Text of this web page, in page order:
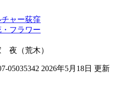
ャー荻窪
フラワー
夜（荒木）
05035342 2026年5月18日 更新